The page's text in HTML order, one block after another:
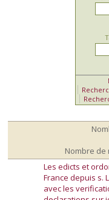
Nombre de
Les edicts et
France depuis s.
avec les